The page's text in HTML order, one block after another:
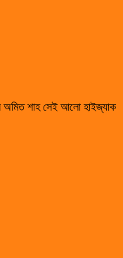
অমিত শাহ সেই আলো হাইজ্যাক